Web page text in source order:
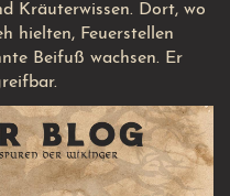
Kräuterwissen. Dort, wo
hielten, Feuerstellen
Beifuß wachsen. Er